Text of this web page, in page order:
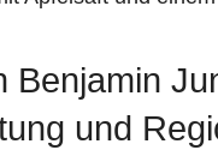
Benjamin
und